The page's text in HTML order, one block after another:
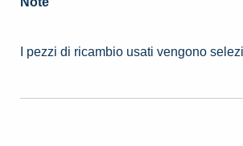
I pezzi di ricambio usati vengono